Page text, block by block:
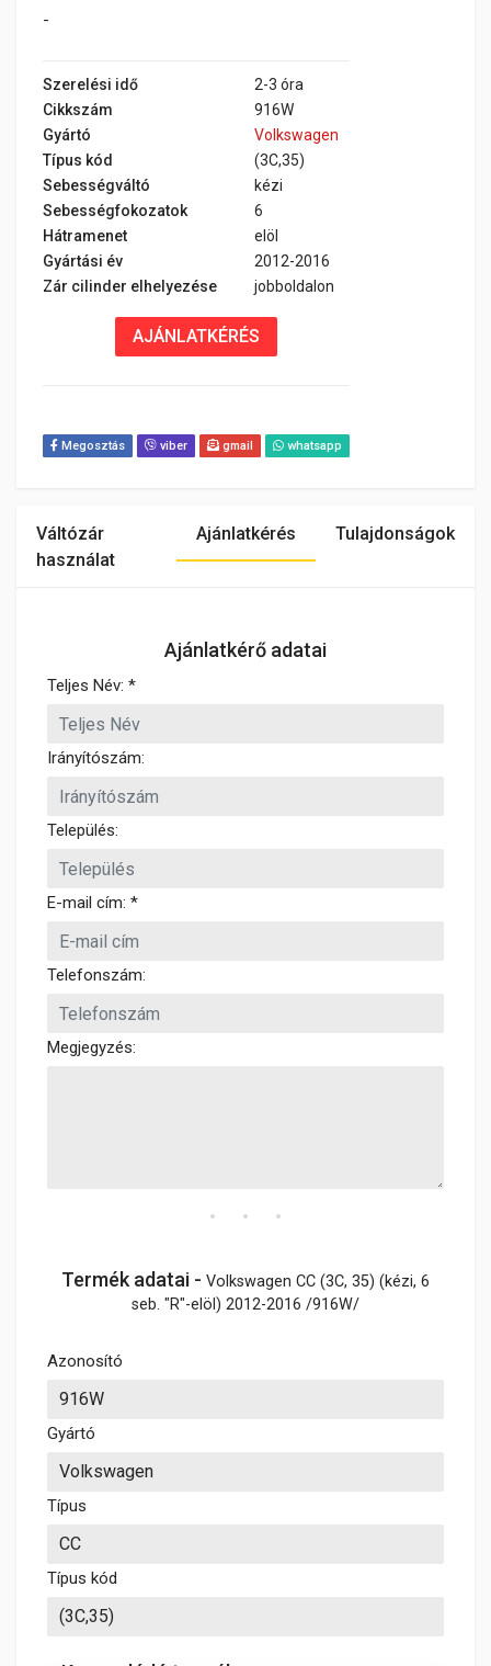
-
Szerelési idő
2-3 óra
Cikkszám
916W
Gyártó
Volkswagen
Típus kód
(3C,35)
Sebességváltó
kézi
Sebességfokozatok
6
Hátramenet
elöl
Gyártási év
2012-2016
Zár cilinder elhelyezése
jobboldalon
AJÁNLATKÉRÉS
Megosztás viber gmail whatsapp
Váltózár
használat
Ajánlatkérés Tulajdonságok
Ajánlatkérő adatai
Teljes Név: *
Irányítószám:
Település:
E-mail cím: *
Telefonszám:
Megjegyzés:
Termék adatai - Volkswagen CC (3C, 35) (kézi, 6
seb. "R"-elöl) 2012-2016 /916W/
Azonosító
Gyártó
Típus
Típus kód